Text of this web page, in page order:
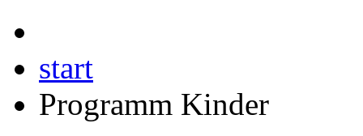
start
Programm Kinder